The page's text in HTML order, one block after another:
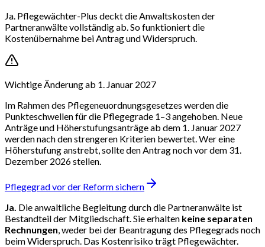
Ja. Pflegewächter-Plus deckt die Anwaltskosten der
Partneranwälte vollständig ab. So funktioniert die
Kostenübernahme bei Antrag und Widerspruch.
Wichtige Änderung ab 1. Januar 2027
Im Rahmen des Pflegeneuordnungsgesetzes werden die
Punkteschwellen für die Pflegegrade 1–3 angehoben. Neue
Anträge und Höherstufungsanträge ab dem 1. Januar 2027
werden nach den strengeren Kriterien bewertet. Wer eine
Höherstufung anstrebt, sollte den Antrag noch vor dem 31.
Dezember 2026 stellen.
Pflegegrad vor der Reform sichern
Ja. Die anwaltliche Begleitung durch die Partneranwälte ist
Bestandteil der Mitgliedschaft. Sie erhalten keine separaten
Rechnungen, weder bei der Beantragung des Pflegegrads noch
beim Widerspruch. Das Kostenrisiko trägt Pflegewächter.